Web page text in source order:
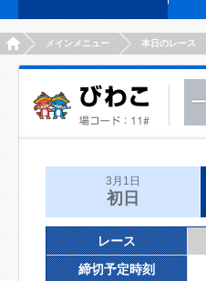
HOMEメインメニュー 本日のレース
3月1日
初日
レース
締切予定時刻